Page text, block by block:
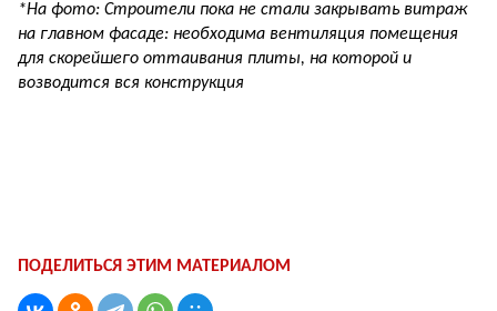
*На фото: Строители пока не стали закрывать витраж
на главном фасаде: необходима вентиляция помещения
для скорейшего оттаивания плиты, на которой и
возводится вся конструкция
ПОДЕЛИТЬСЯ ЭТИМ МАТЕРИАЛОМ